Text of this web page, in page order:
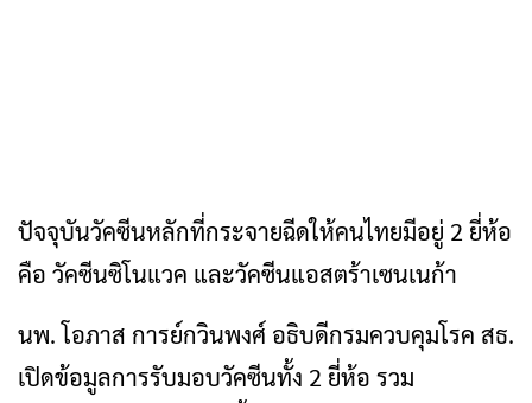
ปัจจุบันวัคซีนหลักที่กระจายฉีดให้คนไทยมีอยู่ 2 ยี่ห้อ
คือ วัคซีนซิโนแวค และวัคซีนแอสตร้าเซนเนก้า
นพ. โอภาส การย์กวินพงศ์ อธิบดีกรมควบคุมโรค สธ.
เปิดข้อมูลการรับมอบวัคซีนทั้ง 2 ยี่ห้อ รวม